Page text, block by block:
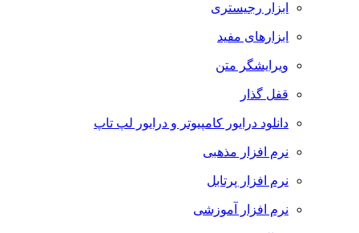
ابزار رجیستری
ابزارهای مفید
ویرایشگر متن
قفل گذار
دانلود درایور کامپیوتر و درایور لپ تاپ
نرم افزار مذهبی
نرم افزار پرتابل
نرم افزار آموزشی